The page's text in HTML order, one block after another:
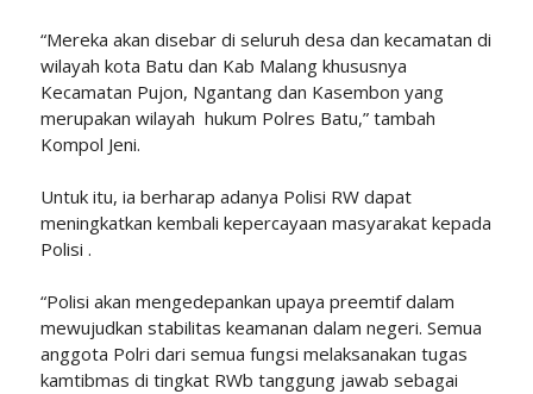
“Mereka akan disebar di seluruh desa dan kecamatan di
wilayah kota Batu dan Kab Malang khususnya
Kecamatan Pujon, Ngantang dan Kasembon yang
merupakan wilayah hukum Polres Batu,” tambah
Kompol Jeni.
Untuk itu, ia berharap adanya Polisi RW dapat
meningkatkan kembali kepercayaan masyarakat kepada
Polisi .
“Polisi akan mengedepankan upaya preemtif dalam
mewujudkan stabilitas keamanan dalam negeri. Semua
anggota Polri dari semua fungsi melaksanakan tugas
kamtibmas di tingkat RWb tanggung jawab sebagai